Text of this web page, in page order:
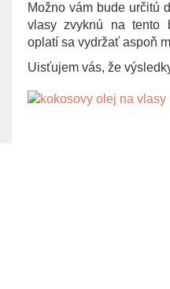
Možno vám bude určitú
vlasy zvyknú na tento
oplatí sa vydržať aspoň
Uisťujem vás, že